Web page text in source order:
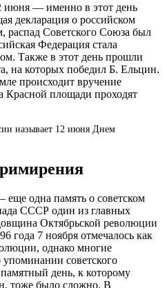
июня — именно в этот день
декларация о российском
распад Советского Союза был
Федерация стала
Также в этот день прошли
на которых победил Б. Ельцин.
происходит вручение
Красной площади проходят
называет 12 июня Днем
еще одна память о советском
СССР один из главных
Октябрьской революции
года 7 ноября отмечалось как
однако многие
советского
день, к которому
тоже было сложно. В